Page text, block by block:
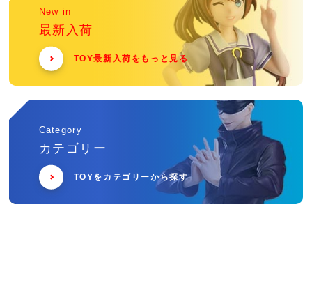
New in
最新入荷
TOY最新入荷をもっと見る
Category
カテゴリー
TOYをカテゴリーから探す